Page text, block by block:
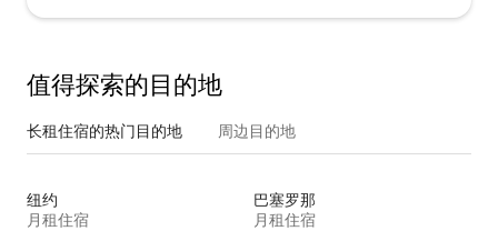
值得探索的目的地
长租住宿的热门目的地 周边目的地
纽约
月租住宿
巴塞罗那
月租住宿